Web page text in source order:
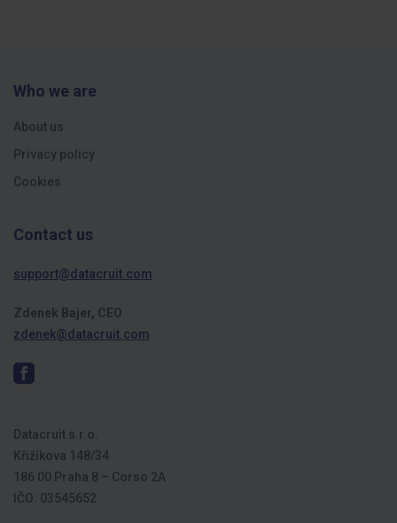
Who we are
About us
Privacy policy
Cookies
Contact us
support@datacruit.com
Zdenek Bajer, CEO
zdenek@datacruit.com
Datacruit s.r.o.
Křižíkova 148/34
186 00 Praha 8 – Corso 2A
IČO: 03545652